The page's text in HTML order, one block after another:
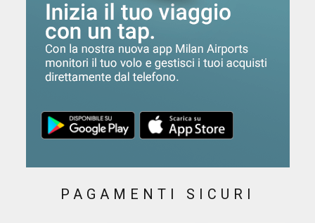
PAGAMENTI SICURI